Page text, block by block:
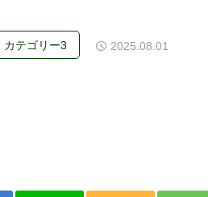
カテゴリー3 2025.08.01